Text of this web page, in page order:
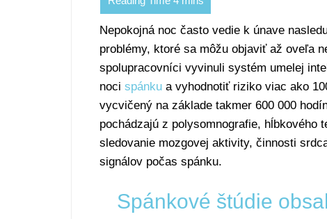
Nepokojná noc často vedie k únave
problémy, ktoré sa môžu objaviť až oveľa
spolupracovníci vyvinuli systém umelej
noci spánku a vyhodnotiť riziko viac ako
vycvičený na základe takmer 600 000
pochádzajú z polysomnografie,
sledovanie mozgovej aktivity, činnosti
signálov počas spánku.
Spánkové štúdie